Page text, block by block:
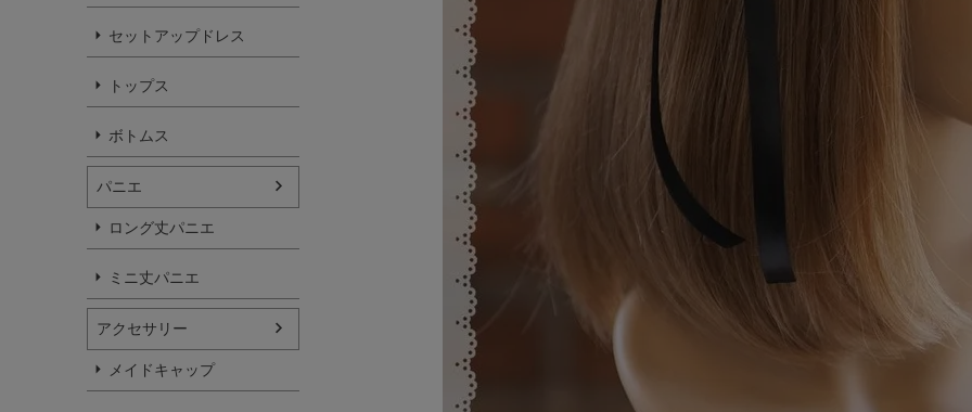
セットアップドレス
トップス
ボトムス
パニエ
ロング丈パニエ
ミニ丈パニエ
アクセサリー
メイドキャップ